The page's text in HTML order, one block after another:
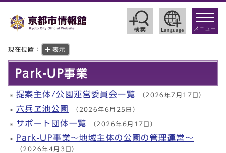
toggle
メニュー
現在位置： 表示
Park-UP事業
提案主体/公園運営委員会一覧 （2026年7月17日）
六兵ヱ池公園 （2026年6月25日）
サポート団体一覧 （2026年6月17日）
Park-UP事業～地域主体の公園の管理運営～
（2026年4月3日）